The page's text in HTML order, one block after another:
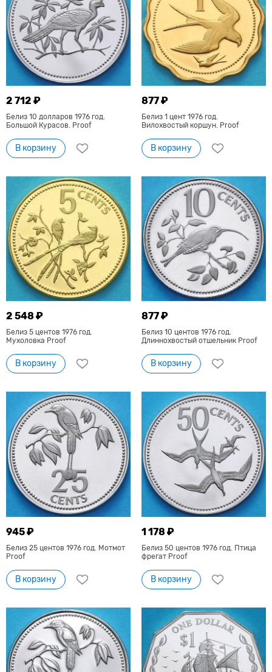
2 712 ₽
Белиз 10 долларов 1976 год.
Большой Курасов. Proof
В корзину
877 ₽
Белиз 1 цент 1976 год.
Вилохвостый коршун. Proof
В корзину
2 548 ₽
Белиз 5 центов 1976 год.
Мухоловка Proof
В корзину
877 ₽
Белиз 10 центов 1976 год.
Длиннохвостый отшельник Proof
В корзину
945 ₽
Белиз 25 центов 1976 год. Мотмот
Proof
В корзину
1 178 ₽
Белиз 50 центов 1976 год. Птица
фрегат Proof
В корзину